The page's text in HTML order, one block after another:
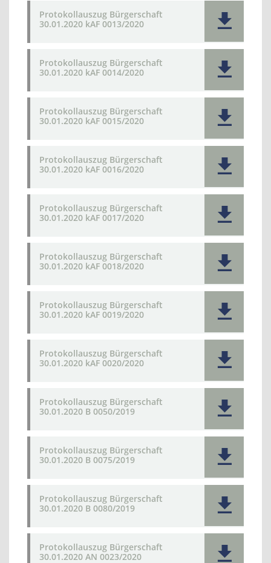
Protokollauszug Bürgerschaft
30.01.2020 kAF 0013/2020
Protokollauszug Bürgerschaft
30.01.2020 kAF 0014/2020
Protokollauszug Bürgerschaft
30.01.2020 kAF 0015/2020
Protokollauszug Bürgerschaft
30.01.2020 kAF 0016/2020
Protokollauszug Bürgerschaft
30.01.2020 kAF 0017/2020
Protokollauszug Bürgerschaft
30.01.2020 kAF 0018/2020
Protokollauszug Bürgerschaft
30.01.2020 kAF 0019/2020
Protokollauszug Bürgerschaft
30.01.2020 kAF 0020/2020
Protokollauszug Bürgerschaft
30.01.2020 B 0050/2019
Protokollauszug Bürgerschaft
30.01.2020 B 0075/2019
Protokollauszug Bürgerschaft
30.01.2020 B 0080/2019
Protokollauszug Bürgerschaft
30.01.2020 AN 0023/2020